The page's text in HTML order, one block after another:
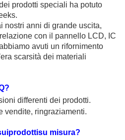
prodotti speciali ha potuto
nostri anni di grande uscita,
con il pannello LCD, IC
avuti un rifornimento
scarsità dei materiali
differenti dei prodotti.
vendite, ringraziamenti.
misura?